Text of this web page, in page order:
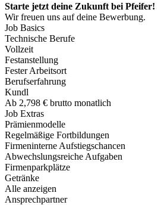
Starte jetzt deine Zukunft bei Pfeifer!
Wir freuen uns auf deine Bewerbung.
Job Basics
Technische Berufe
Vollzeit
Festanstellung
Fester Arbeitsort
Berufserfahrung
Kundl
Ab 2,798 € brutto monatlich
Job Extras
Prämienmodelle
Regelmäßige Fortbildungen
Firmeninterne Aufstiegschancen
Abwechslungsreiche Aufgaben
Firmenparkplätze
Getränke
Alle anzeigen
Ansprechpartner